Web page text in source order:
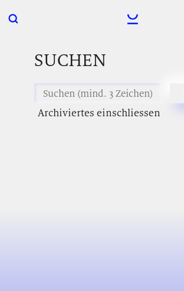
SUCHEN
Archiviertes einschliessen